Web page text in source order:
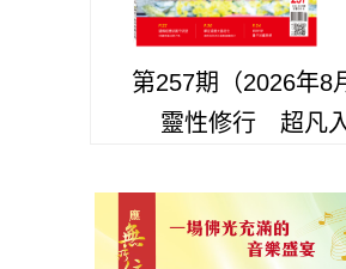
第257期（2026年8
靈性修行 超凡